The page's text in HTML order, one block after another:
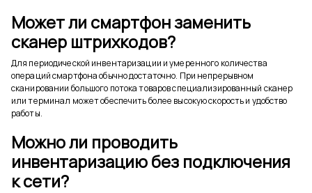
Может ли смартфон заменить
сканер штрихкодов?
Для периодической инвентаризации и умеренного количества
операций смартфона обычно достаточно. При непрерывном
сканировании большого потока товаров специализированный сканер
или терминал может обеспечить более высокую скорость и удобство
работы.
Можно ли проводить
инвентаризацию без подключения
к сети?